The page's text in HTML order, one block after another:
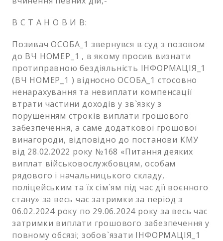
В С Т А Н О В И В:
Позивач ОСОБА_1 звернувся в суд з позовом
до ВЧ НОМЕР_1 , в якому просив визнати
протиправною бездіяльність ІНФОРМАЦІЯ_1
(ВЧ НОМЕР_1 ) відносно ОСОБА_1 стосовно
ненарахування та невиплати компенсації
втрати частини доходів у зв`язку з
порушенням строків виплати грошового
забезпечення, а саме додаткової грошової
винагороди, відповідно до постанови КМУ
від 28.02.2022 року №168 «Питання деяких
виплат військовослужбовцям, особам
рядового і начальницького складу,
поліцейським та їх сім`ям під час дії воєнного
стану» за весь час затримки за період з
06.02.2024 року по 29.06.2024 року за весь час
затримки виплати грошового забезпечення у
повному обсязі; зобов`язати ІНФОРМАЦІЯ_1